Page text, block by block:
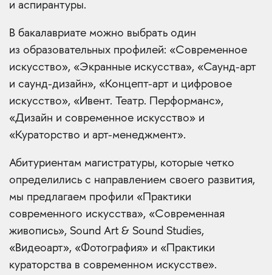
и аспирантуры.
В бакалавриате можно выбрать один
из образовательных профилей: «Современное
искусство», «Экранные искусства», «Саунд-арт
и саунд-дизайн», «Концепт-арт и цифровое
искусство», «Ивент. Театр. Перформанс»,
«Дизайн и современное искусство» и
«Кураторство и арт-менеджмент».
Абитуриентам магистратуры, которые четко
определились с направлением своего развития,
мы предлагаем профили «Практики
современного искусства», «Современная
живопись», Sound Art & Sound Studies,
«Видеоарт», «Фотография» и «Практики
кураторства в современном искусстве».